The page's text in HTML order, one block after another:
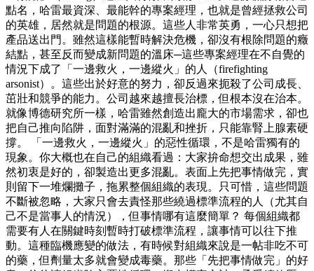
點名，哈雷最資深、最能幹的專案經理，也就是曾經拯救公司
的英雄，居然就是問題的根源。這些人非常英勇，一心只想把
產品送出門。雖然這樣能暫時解決危機，卻沒有根除問題的癥
結點，甚至反而變成新問題的溫床─這些專案經理在不自覺的
情況下成了「一邊救火，一邊縱火」的人（firefighting
arsonist）。這些出於好意的努力，卻反過來扼殺了公司成長、
茁壯和競爭的能力。公司越來越擅長治標，但根本沒在治本。
就像博德研究所一樣，哈雷雖然創造出龐大的市場需求，卻也
把自己推向陷阱，面對滿滿的混亂和挫折，只能靠腎上腺素硬
撐。 「一邊救火，一邊縱火」的惡性循環，不是哈雷獨有的
現象。你大概也在自己的組織看過：大家拚命想交出成果，雖
然初衷是好的，卻製造出更多混亂。表面上先把事情做完，實
則留下一堆爛攤子，拖累整個組織的表現。只可惜，這些問題
不斷被忽略，大家只會去責怪那些繞過標準流程的人（尤其自
己不是當事人的情況），但事情哪有這麼簡單？ 每個組織都
需要有人在關鍵時刻暫時打破標準流程，讓事情可以往下推
動。這種臨機應變的做法，有時候對組織來說是一帖非吃不可
的藥，但劑量太多就會變成毒藥。那些「先把事情做完」的好